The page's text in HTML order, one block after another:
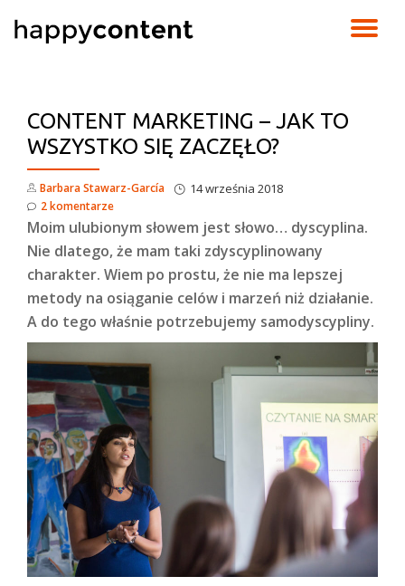
Skip
CONTENT MARKETING – JAK TO
WSZYSTKO SIĘ ZACZĘŁO?
Barbara Stawarz-García 14 września 2018
2 komentarze
Moim ulubionym słowem jest słowo… dyscyplina.
Nie dlatego, że mam taki zdyscyplinowany
charakter. Wiem po prostu, że nie ma lepszej
metody na osiąganie celów i marzeń niż działanie.
A do tego właśnie potrzebujemy samodyscypliny.